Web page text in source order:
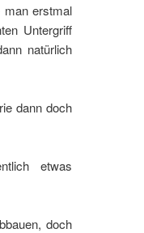
man erstmal
Untergriff
natürlich
dann doch
etwas
doch